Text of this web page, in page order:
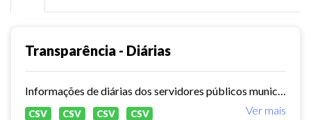
Transparência - Diárias
Ver mais
CSV CSV CSV CSV